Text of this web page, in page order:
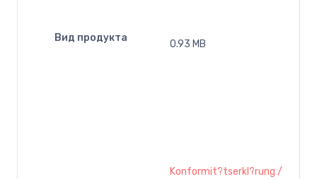
Вид продукта
0.93 MB
Konformit?tserkl?rung /